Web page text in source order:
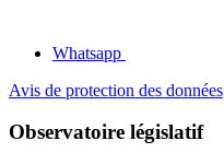
Whatsapp
Avis de protection des données
Observatoire législatif